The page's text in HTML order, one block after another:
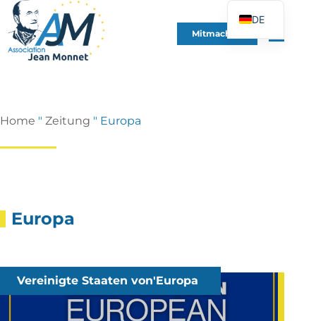
Mitmachen
Home " Zeitung " Europa
Europa
Vereinigte Staaten von'Europa
DE
FR